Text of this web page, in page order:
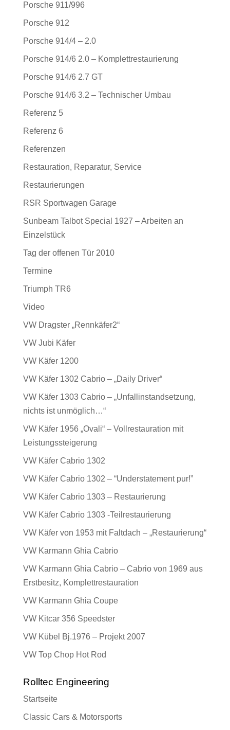
Porsche 911/996
Porsche 912
Porsche 914/4 – 2.0
Porsche 914/6 2.0 – Komplettrestaurierung
Porsche 914/6 2.7 GT
Porsche 914/6 3.2 – Technischer Umbau
Referenz 5
Referenz 6
Referenzen
Restauration, Reparatur, Service
Restaurierungen
RSR Sportwagen Garage
Sunbeam Talbot Special 1927 – Arbeiten an
Einzelstück
Tag der offenen Tür 2010
Termine
Triumph TR6
Video
VW Dragster „Rennkäfer2“
VW Jubi Käfer
VW Käfer 1200
VW Käfer 1302 Cabrio – „Daily Driver“
VW Käfer 1303 Cabrio – „Unfallinstandsetzung,
nichts ist unmöglich…“
VW Käfer 1956 „Ovali“ – Vollrestauration mit
Leistungssteigerung
VW Käfer Cabrio 1302
VW Käfer Cabrio 1302 – “Understatement pur!”
VW Käfer Cabrio 1303 – Restaurierung
VW Käfer Cabrio 1303 -Teilrestaurierung
VW Käfer von 1953 mit Faltdach – „Restaurierung“
VW Karmann Ghia Cabrio
VW Karmann Ghia Cabrio – Cabrio von 1969 aus
Erstbesitz, Komplettrestauration
VW Karmann Ghia Coupe
VW Kitcar 356 Speedster
VW Kübel Bj.1976 – Projekt 2007
VW Top Chop Hot Rod
Rolltec Engineering
Startseite
Classic Cars & Motorsports